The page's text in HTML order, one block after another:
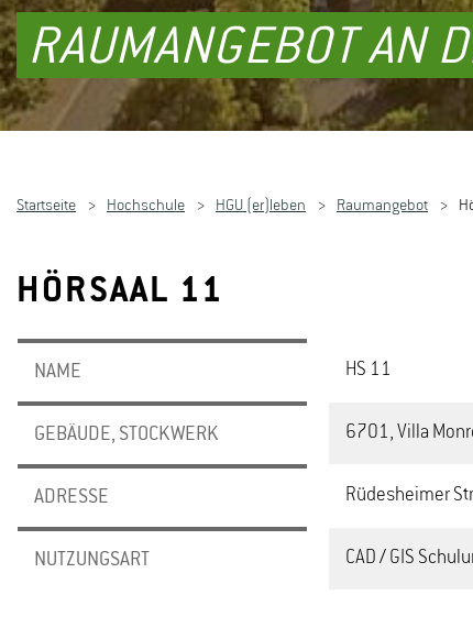
RAUMANGEBOT AN
Startseite Hochschule HGU (er)leben Raumangebot
HÖRSAAL 11
NAME HS 11
GEBÄUDE, STOCKWERK 6701, Villa
ADRESSE Rüdesheimer
NUTZUNGSART CAD / GIS